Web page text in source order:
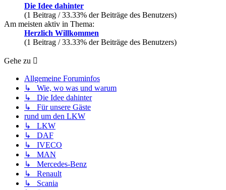
Die Idee dahinter
(1 Beitrag / 33.33% der Beiträge des Benutzers)
Am meisten aktiv in Thema:
Herzlich Willkommen
(1 Beitrag / 33.33% der Beiträge des Benutzers)
Gehe zu
Allgemeine Foruminfos
↳ Wie, wo was und warum
↳ Die Idee dahinter
↳ Für unsere Gäste
rund um den LKW
↳ LKW
↳ DAF
↳ IVECO
↳ MAN
↳ Mercedes-Benz
↳ Renault
↳ Scania